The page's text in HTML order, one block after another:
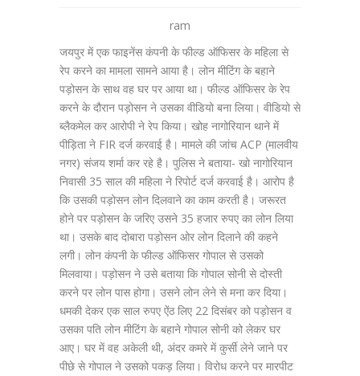
ram
जयपुर में एक फाइनेंस कंपनी के फील्ड ऑफिसर के महिला से
रेप करने का मामला सामने आया है। लोन मीटिंग के बहाने
पड़ोसन के साथ वह घर पर आया था। फील्ड ऑफिसर के रेप
करने के दौरान पड़ोसन ने उसका वीडियो बना लिया। वीडियो से
ब्लैकमेल कर आरोपी ने रेप किया। खोह नागोरियान थाने में
पीड़िता ने FIR दर्ज करवाई है। मामले की जांच ACP (मालवीय
नगर) संजय शर्मा कर रहे है। पुलिस ने बताया- खो नागोरियान
निवासी 35 साल की महिला ने रिपोर्ट दर्ज करवाई है। आरोप है
कि उसकी पड़ोसन लोन दिलवाने का काम करती है। जरूरत
होने पर पड़ोसन के जरिए उसने 35 हजार रुपए का लोन लिया
था। उसके बाद दोबारा पड़ोसन ओर लोन दिलाने की कहने
लगी। लोन कंपनी के फील्ड ऑफिसर गोपाल से उसको
मिलवाया। पड़ोसन ने उसे बताया कि गोपाल सोनी से दोस्ती
करने पर लोन पास होगा। उसने लोन लेने से मना कर दिया।
धमकी देकर एक साल रुपए ऐंठ लिए 22 दिसंबर को पड़ोसन व
उसका पति लोन मीटिंग के बहाने गोपाल सोनी को लेकर घर
आए। घर में वह अकेली थी, अंदर कमरे में कुर्सी लेने जाने पर
पीछे से गोपाल ने उसको पकड़ लिया। विरोध करने पर मारपीट